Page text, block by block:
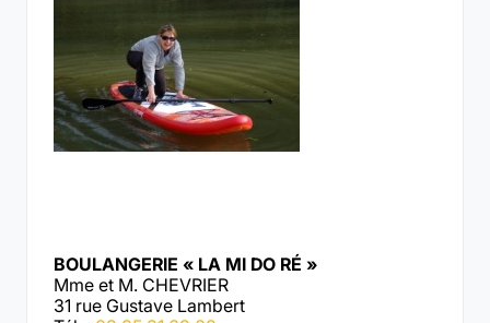
BOULANGERIE « LA MI DO RÉ »
Mme et M. CHEVRIER
31 rue Gustave Lambert